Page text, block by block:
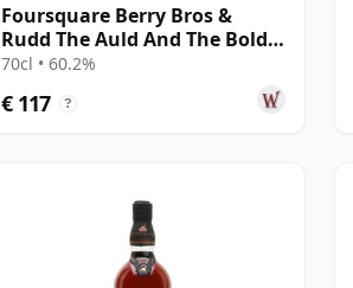
Foursquare Berry Bros &
Rudd The Auld And The Bold
Single Cas 2011 14 jaar oud
70cl • 60.2%
€ 117 ?